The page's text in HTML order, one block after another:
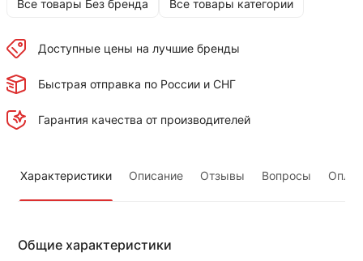
Все товары Без бренда Все товары категории
Доступные цены на лучшие бренды
Быстрая отправка по России и СНГ
Гарантия качества от производителей
Характеристики Описание Отзывы Вопросы
Общие характеристики